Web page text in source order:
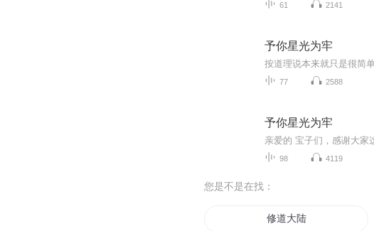
61 2141
予你星光为牢
77 2588
予你星光为牢
98 4119
您是不是在找：
修道大陆